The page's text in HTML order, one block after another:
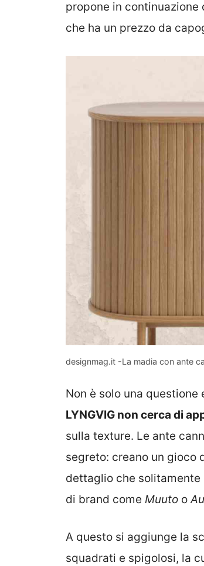
propone in
che ha un prezzo da
designmag.it -La madia con ante
Non è solo una
LYNGVIG non cerca di
sulla texture. Le ante
segreto: creano un gioco
dettaglio che
di brand come Muuto o
A questo si aggiunge la
squadrati e spigolosi, la